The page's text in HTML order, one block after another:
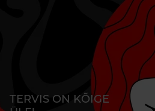
TERVIS ON KÕIGE